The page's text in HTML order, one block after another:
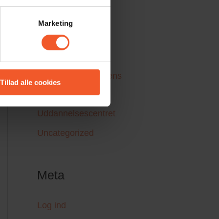
Marketing
Tillad alle cookies
Ledelse
Seneste fra Idrættens
Udviklingscenter
Uddannelsescentret
Uncategorized
Meta
Log ind